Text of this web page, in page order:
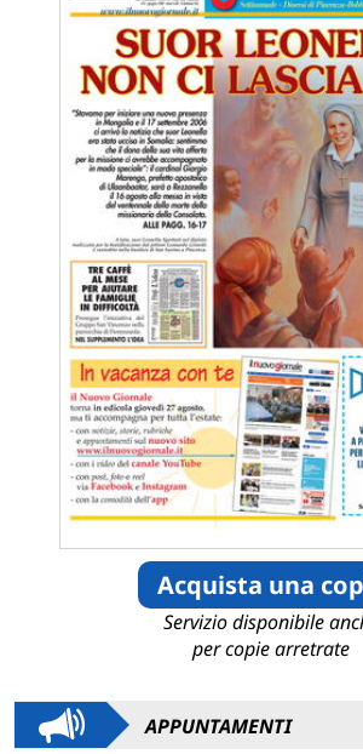
Acquista una
Servizio disponibile
per copie arretrate
APPUNTAMENTI